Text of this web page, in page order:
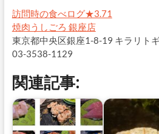
訪問時の食べログ★3.71
焼肉うしごろ 銀座店
東京都中央区銀座1-8-19 キラリト
03-3538-1129
関連記事: